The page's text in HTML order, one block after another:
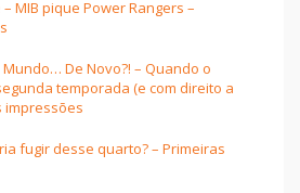
MIB pique Power Rangers –
De Novo?! – Quando o
temporada (e com direito a
impressões
fugir desse quarto? – Primeiras